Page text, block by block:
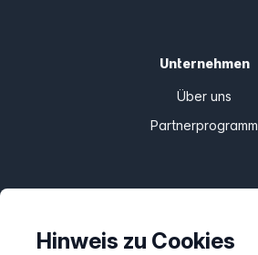
Unternehmen
Über uns
Partnerprogramm
Preise
Hinweis zu Cookies